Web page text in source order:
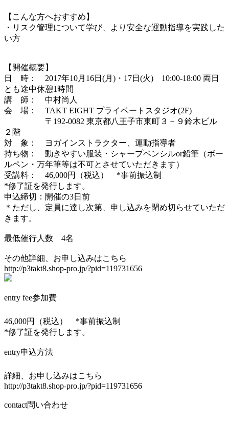
【こんな方へおすすめ】
・リスク管理について学び、より安全な運動指導を実践した
い方
【開催概要】
日 時： 2017年10月16日(月)・17日(火) 10:00-18:00 両日
とも途中休憩1時間
講 師： 中村尚人
会 場： TAKT EIGHT プライベートスタジオ(2F)
〒192-0082 東京都八王子市東町３－９鈴木ビル
２階
対 象： ヨガインストラクター、運動指導者
持ち物： 動きやすい服装・シャープペンシルor鉛筆（ボー
ルペン・万年筆等は不可とさせていただきます）
受講料： 46,000円（税込） *事前振込制
*修了証を発行します。
申込締切：開催の3日前
＊ただし、定員に達し次第、申し込みを閉め切らせていただ
きます。
最低催行人数 4名
その他詳細、お申し込みはこちら
http://p3takt8.shop-pro.jp/?pid=119731656
entry fee参加費
46,000円（税込） *事前振込制
*修了証を発行します。
entry申込方法
詳細、お申し込みはこちら
http://p3takt8.shop-pro.jp/?pid=119731656
contact問い合わせ